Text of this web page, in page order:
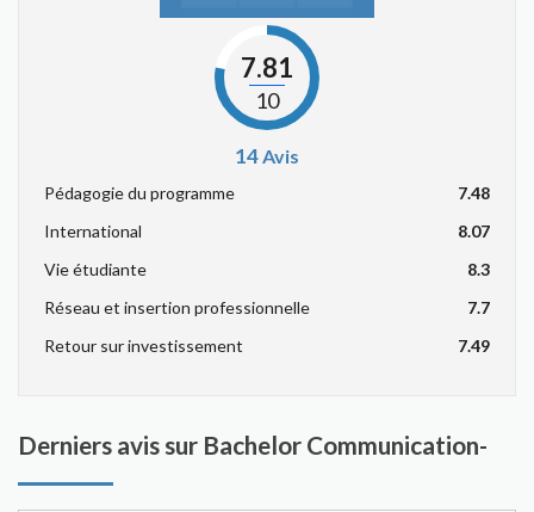
7.81
10
14Avis
Pédagogie du programme
7.48
International
8.07
Vie étudiante
8.3
Réseau et insertion professionnelle
7.7
Retour sur investissement
7.49
Derniers avis sur Bachelor Communication-